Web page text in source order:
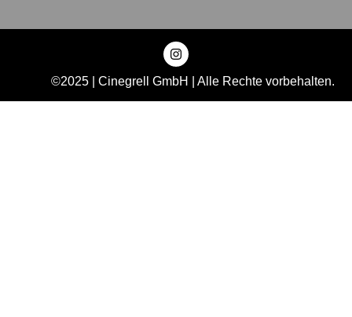
©2025 | Cinegrell GmbH | Alle Rechte vorbehalten.